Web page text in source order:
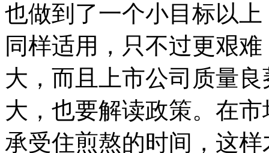
也做到了一个小目标以
同样适用，只不过更艰
大，而且上市公司质量
大，也要解读政策。在
承受住煎熬的时间，这